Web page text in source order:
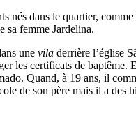
nés dans le quartier,
sa femme Jardelina.
une vila derrière l’église
les certificats de baptême.
Quand, à 19 ans, il
de son père mais il a des